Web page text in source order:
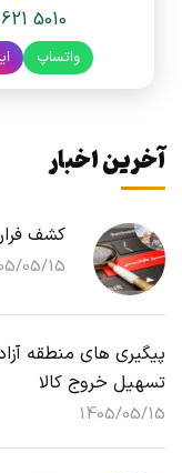
5010
واتساپ
آخرین اخبار
کشف
05/15
پیگیری های منطقه
تسهیل خروج کالا
1405/05/15